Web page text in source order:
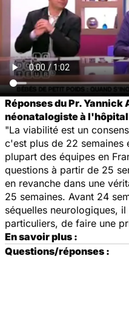
Réponses du Pr.
néonatalogiste à
"La viabilité est un
c'est plus de 22 semaines
plupart des équipes en
questions à partir de 25
en revanche dans une
25 semaines. Avant 24
séquelles neurologiques,
particuliers, de faire une
En savoir plus :
Questions/réponses :